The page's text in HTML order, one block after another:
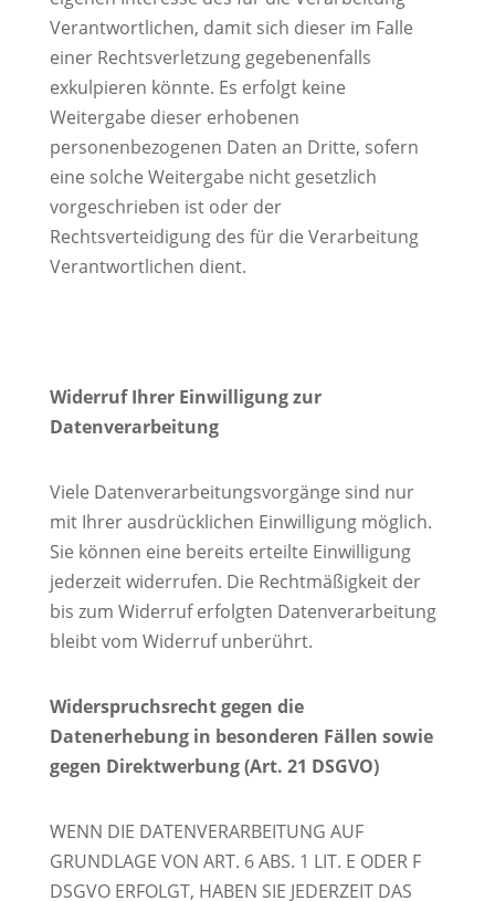
Verantwortlichen, damit sich dieser im Falle
einer Rechtsverletzung gegebenenfalls
exkulpieren könnte. Es erfolgt keine
Weitergabe dieser erhobenen
personenbezogenen Daten an Dritte, sofern
eine solche Weitergabe nicht gesetzlich
vorgeschrieben ist oder der
Rechtsverteidigung des für die Verarbeitung
Verantwortlichen dient.
Widerruf Ihrer Einwilligung zur
Datenverarbeitung
Viele Datenverarbeitungsvorgänge sind nur
mit Ihrer ausdrücklichen Einwilligung möglich.
Sie können eine bereits erteilte Einwilligung
jederzeit widerrufen. Die Rechtmäßigkeit der
bis zum Widerruf erfolgten Datenverarbeitung
bleibt vom Widerruf unberührt.
Widerspruchsrecht gegen die
Datenerhebung in besonderen Fällen sowie
gegen Direktwerbung (Art. 21 DSGVO)
WENN DIE DATENVERARBEITUNG AUF
GRUNDLAGE VON ART. 6 ABS. 1 LIT. E ODER F
DSGVO ERFOLGT, HABEN SIE JEDERZEIT DAS